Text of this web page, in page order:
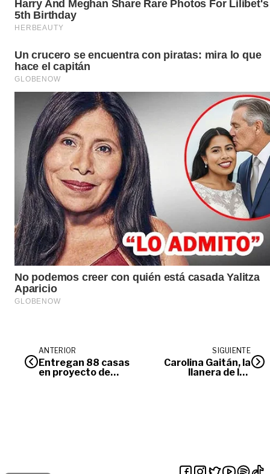
ANTERIOR
Entregan 88 casas
en proyecto de
SIGUIENTE
Carolina Gaitán, la
llanera de las